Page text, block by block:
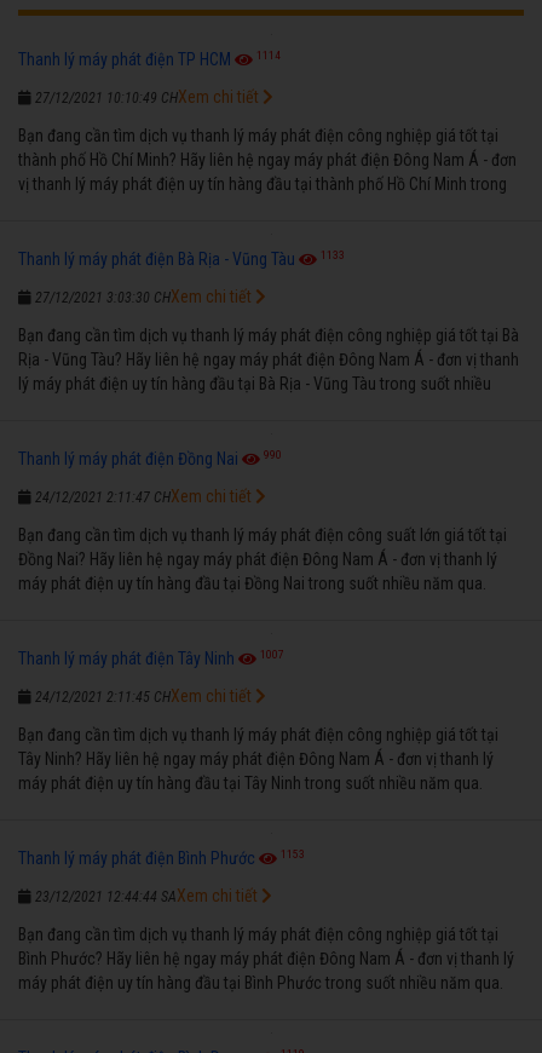
Thanh lý máy phát điện TP HCM 1114
27/12/2021 10:10:49 CH
Bạn đang cần tìm dịch vụ thanh lý máy phát điện công nghiệp giá tốt tại
thành phố Hồ Chí Minh? Hãy liên hệ ngay máy phát điện Đông Nam Á - đơn
vị thanh lý máy phát điện uy tín hàng đầu tại thành phố Hồ Chí Minh trong
Xem chi tiết
Thanh lý máy phát điện Bà Rịa - Vũng Tàu 1133
27/12/2021 3:03:30 CH
Bạn đang cần tìm dịch vụ thanh lý máy phát điện công nghiệp giá tốt tại Bà
Rịa - Vũng Tàu? Hãy liên hệ ngay máy phát điện Đông Nam Á - đơn vị thanh
lý máy phát điện uy tín hàng đầu tại Bà Rịa - Vũng Tàu trong suốt nhiều
Xem chi tiết
Thanh lý máy phát điện Đồng Nai 990
24/12/2021 2:11:47 CH
Bạn đang cần tìm dịch vụ thanh lý máy phát điện công suất lớn giá tốt tại
Đồng Nai? Hãy liên hệ ngay máy phát điện Đông Nam Á - đơn vị thanh lý
máy phát điện uy tín hàng đầu tại Đồng Nai trong suốt nhiều năm qua.
Xem chi tiết
Thanh lý máy phát điện Tây Ninh 1007
24/12/2021 2:11:45 CH
Bạn đang cần tìm dịch vụ thanh lý máy phát điện công nghiệp giá tốt tại
Tây Ninh? Hãy liên hệ ngay máy phát điện Đông Nam Á - đơn vị thanh lý
máy phát điện uy tín hàng đầu tại Tây Ninh trong suốt nhiều năm qua.
Xem chi tiết
Thanh lý máy phát điện Bình Phước 1153
23/12/2021 12:44:44 SA
Bạn đang cần tìm dịch vụ thanh lý máy phát điện công nghiệp giá tốt tại
Bình Phước? Hãy liên hệ ngay máy phát điện Đông Nam Á - đơn vị thanh lý
máy phát điện uy tín hàng đầu tại Bình Phước trong suốt nhiều năm qua.
Xem chi tiết